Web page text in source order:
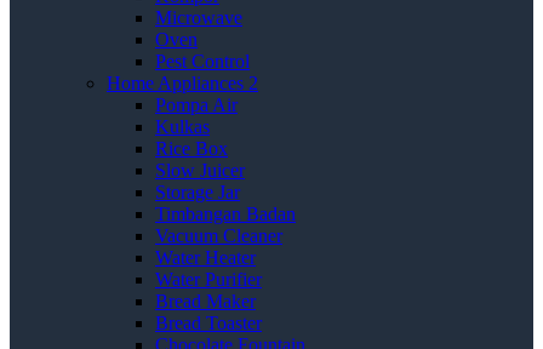
Microwave
Oven
Pest Control
Home Appliances 2
Pompa Air
Kulkas
Rice Box
Slow Juicer
Storage Jar
Timbangan Badan
Vacuum Cleaner
Water Heater
Water Purifier
Bread Maker
Bread Toaster
Chocolate Fountain